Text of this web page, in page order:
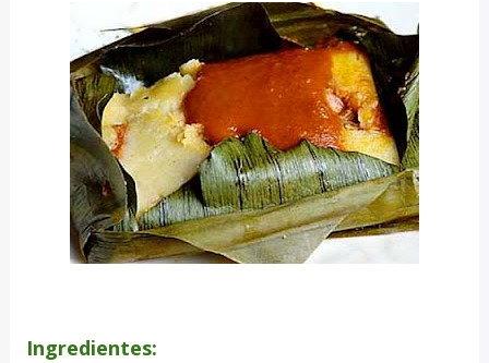
Ingredientes: